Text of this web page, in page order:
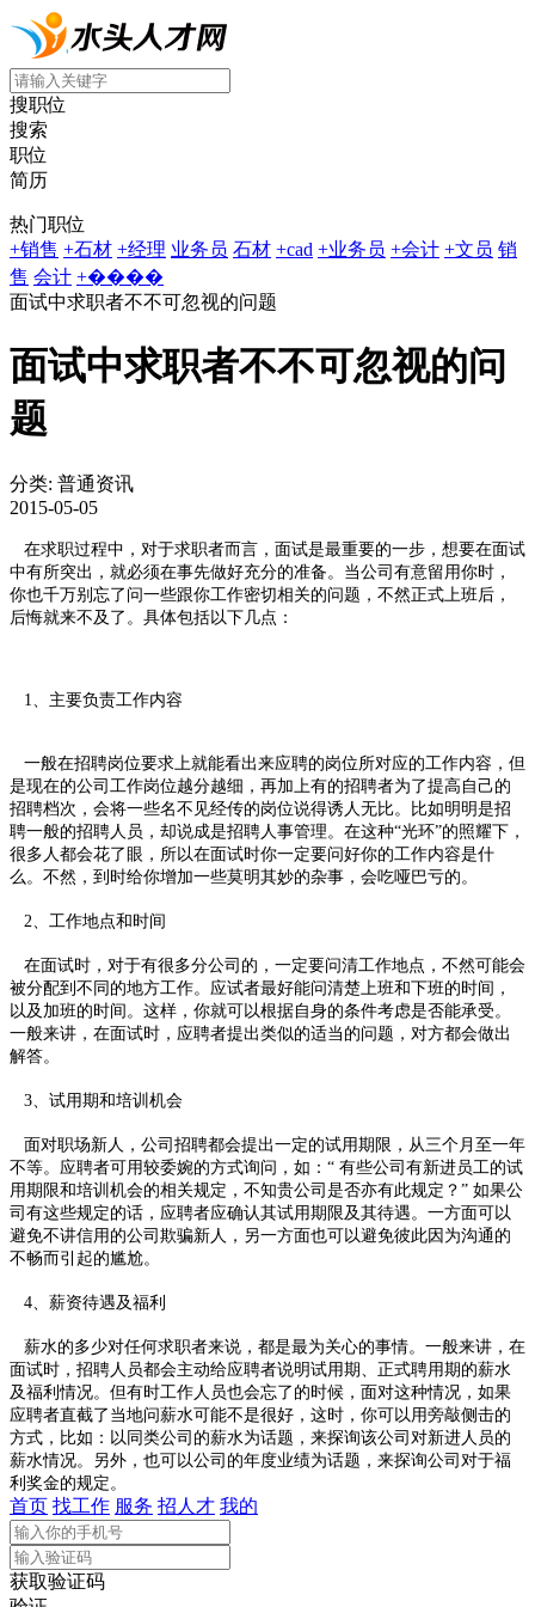
搜职位
搜索
职位
简历
热门职位
+销售 +石材 +经理 业务员 石材 +cad +业务员 +会计 +文员 销
售 会计 +����
面试中求职者不不可忽视的问题
面试中求职者不不可忽视的问
题
分类: 普通资讯
2015-05-05
在求职过程中，对于求职者而言，面试是最重要的一步，想要在面试
中有所突出，就必须在事先做好充分的准备。当公司有意留用你时，
你也千万别忘了问一些跟你工作密切相关的问题，不然正式上班后，
后悔就来不及了。具体包括以下几点：
1、主要负责工作内容
一般在招聘岗位要求上就能看出来应聘的岗位所对应的工作内容，但
是现在的公司工作岗位越分越细，再加上有的招聘者为了提高自己的
招聘档次，会将一些名不见经传的岗位说得诱人无比。比如明明是招
聘一般的招聘人员，却说成是招聘人事管理。在这种“光环”的照耀下，
很多人都会花了眼，所以在面试时你一定要问好你的工作内容是什
么。不然，到时给你增加一些莫明其妙的杂事，会吃哑巴亏的。
2、工作地点和时间
在面试时，对于有很多分公司的，一定要问清工作地点，不然可能会
被分配到不同的地方工作。应试者最好能问清楚上班和下班的时间，
以及加班的时间。这样，你就可以根据自身的条件考虑是否能承受。
一般来讲，在面试时，应聘者提出类似的适当的问题，对方都会做出
解答。
3、试用期和培训机会
面对职场新人，公司招聘都会提出一定的试用期限，从三个月至一年
不等。应聘者可用较委婉的方式询问，如：“ 有些公司有新进员工的试
用期限和培训机会的相关规定，不知贵公司是否亦有此规定？” 如果公
司有这些规定的话，应聘者应确认其试用期限及其待遇。一方面可以
避免不讲信用的公司欺骗新人，另一方面也可以避免彼此因为沟通的
不畅而引起的尴尬。
4、薪资待遇及福利
薪水的多少对任何求职者来说，都是最为关心的事情。一般来讲，在
面试时，招聘人员都会主动给应聘者说明试用期、正式聘用期的薪水
及福利情况。但有时工作人员也会忘了的时候，面对这种情况，如果
应聘者直截了当地问薪水可能不是很好，这时，你可以用旁敲侧击的
方式，比如：以同类公司的薪水为话题，来探询该公司对新进人员的
薪水情况。另外，也可以公司的年度业绩为话题，来探询公司对于福
利奖金的规定。
首页 找工作 服务 招人才 我的
获取验证码